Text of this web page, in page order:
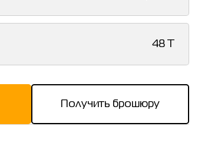
48 T
Получить брошюру